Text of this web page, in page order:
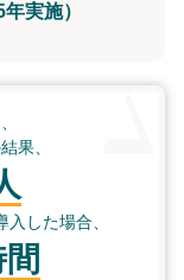
実施）
果、
した場合、